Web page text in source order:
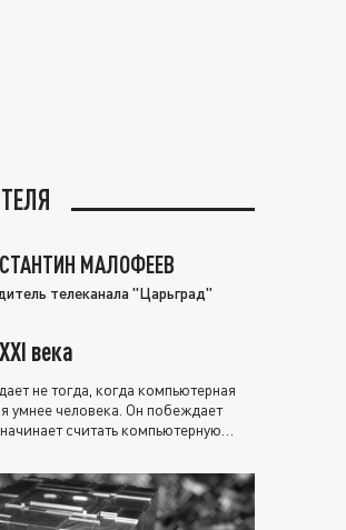
МАЛОФЕЕВ
телеканала "Царьград"
века
не тогда, когда компьютерная
умнее человека. Он побеждает
считать компьютерную